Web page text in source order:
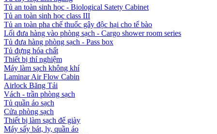
Tủ an toàn sinh học - Biological Satety Cabinet
Tủ an toàn sinh học class III
Tủ an toàn pha chế thuốc gây độc hại cho tế bào
Lối đưa hàng vào phòng sạch - Cargo shower room series
Tủ đưa hàng phòng sạch - Pass box
Tủ đựng hóa chất
Thiết bị thí nghiệm
Máy làm sạch không khí
Laminar Air Flow Cabin
Airlock Băng Tải
Vách - trần phòng sạch
Tủ quần áo sạch
Cửa phòng sạch
Thiết bị làm sạch đế giày
Máy sấy bát, ly, quần áo